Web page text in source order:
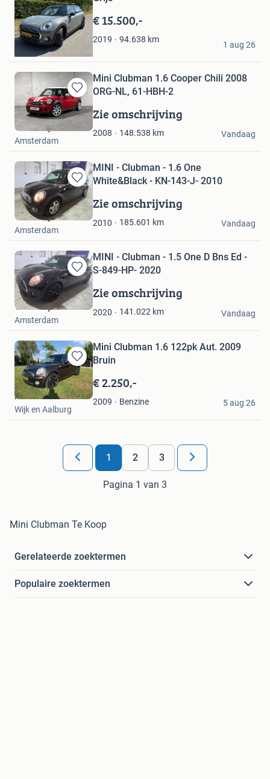
in
Mijn
Favorieten€ 15.500,-
2019 94.638 km
Fleur
Leersum
1 aug 26
Bewaren
in
Mijn
Favorieten
Mini Clubman 1.6 Cooper Chili 2008
ORG-NL, 61-HBH-2
Zie omschrijving
2008 148.538 km
Troostwijk Auctions
Amsterdam
Vandaag
Bewaren
in
Mijn
Favorieten
MINI - Clubman - 1.6 One
White&Black - KN-143-J- 2010
Zie omschrijving
2010 185.601 km
Troostwijk Auctions
Amsterdam
Vandaag
Bewaren
in
Mijn
Favorieten
MINI - Clubman - 1.5 One D Bns Ed -
S-849-HP- 2020
Zie omschrijving
2020 141.022 km
Troostwijk Auctions
Amsterdam
Vandaag
Bewaren
in
Mijn
Favorieten
Mini Clubman 1.6 122pk Aut. 2009
Bruin
€ 2.250,-
2009 Benzine
MvdP
Wijk en Aalburg
5 aug 26
1 2 3
Pagina 1 van 3
Mini Clubman Te Koop
Gerelateerde zoektermen
Populaire zoektermen